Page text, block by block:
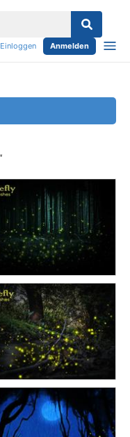
Einloggen Anmelden